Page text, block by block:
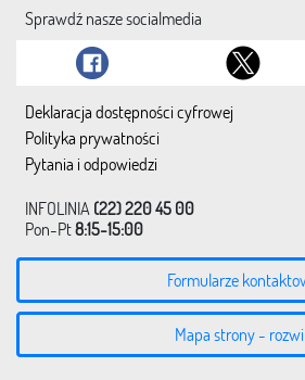
Sprawdź nasze socialmedia
Deklaracja dostępności cyfrowej
Polityka prywatności
Pytania i odpowiedzi
INFOLINIA (22) 220 45 00
Pon-Pt8:15-15:00
Formularze
Mapa strony -